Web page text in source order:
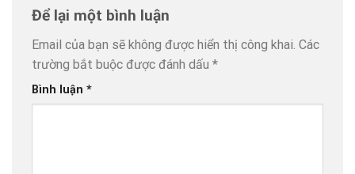
Để lại một bình luận
Email của bạn sẽ không được hiển thị công khai. Các
trường bắt buộc được đánh dấu *
Bình luận *